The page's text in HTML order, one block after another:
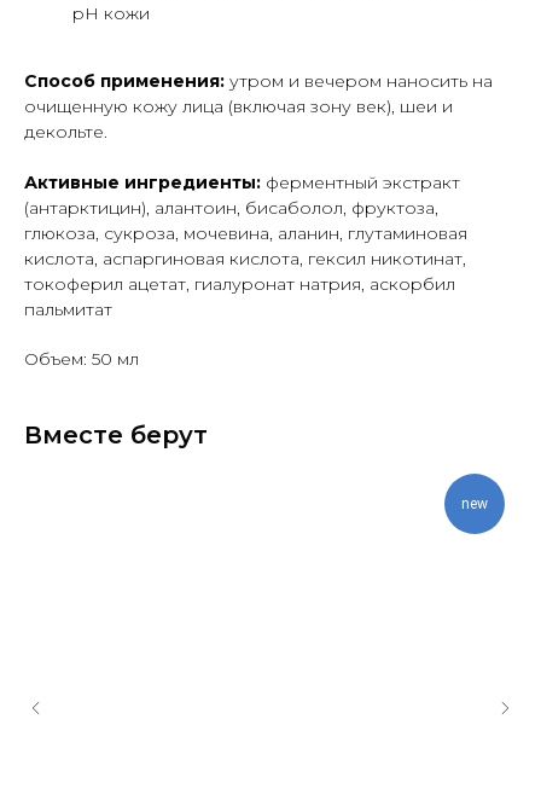
рН кожи
Способ применения: утром и вечером наносить на
очищенную кожу лица (включая зону век), шеи и
декольте.
Активные ингредиенты: ферментный экстракт
(антарктицин), алантоин, бисаболол, фруктоза,
глюкоза, сукроза, мочевина, аланин, глутаминовая
кислота, аспаргиновая кислота, гексил никотинат,
токоферил ацетат, гиалуронат натрия, аскорбил
пальмитат
Объем: 50 мл
Вместе берут
new